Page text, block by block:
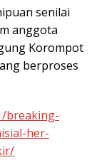
senilai
anggota
Korompot
berproses
breaking-
her-